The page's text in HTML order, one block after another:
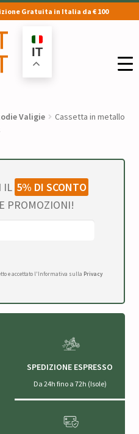
Gratuita in Italia da € 100
IT
Valigie
Cassetta in metallo
IL 5% DI SCONTO
PROMOZIONI!
e accettato l'Informativa sulla Privacy
SPEDIZIONE ESPRESSO
Da 24h fino a 72h (Isole)